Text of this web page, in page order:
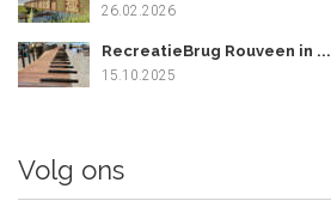
26.02.2026
RecreatieBrug Rouveen in ...
15.10.2025
Volg ons